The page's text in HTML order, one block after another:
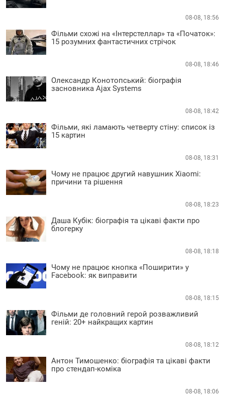
08-08, 18:56
Фільми схожі на «Інтерстеллар» та «Початок»:
15 розумних фантастичних стрічок
08-08, 18:46
Олександр Конотопський: біографія
засновника Ajax Systems
08-08, 18:42
Фільми, які ламають четверту стіну: список із
15 картин
08-08, 18:31
Чому не працює другий навушник Xiaomi:
причини та рішення
08-08, 18:23
Даша Кубік: біографія та цікаві факти про
блогерку
08-08, 18:18
Чому не працює кнопка «Поширити» у
Facebook: як виправити
08-08, 18:15
Фільми де головний герой розважливий
геній: 20+ найкращих картин
08-08, 18:12
Антон Тимошенко: біографія та цікаві факти
про стендап-коміка
08-08, 18:06